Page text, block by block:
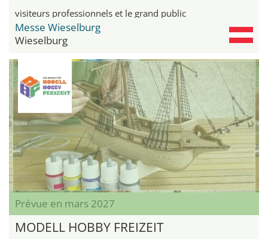
visiteurs professionnels et le grand public
Messe Wieselburg
Wieselburg
Prévue en mars 2027
MODELL HOBBY FREIZEIT